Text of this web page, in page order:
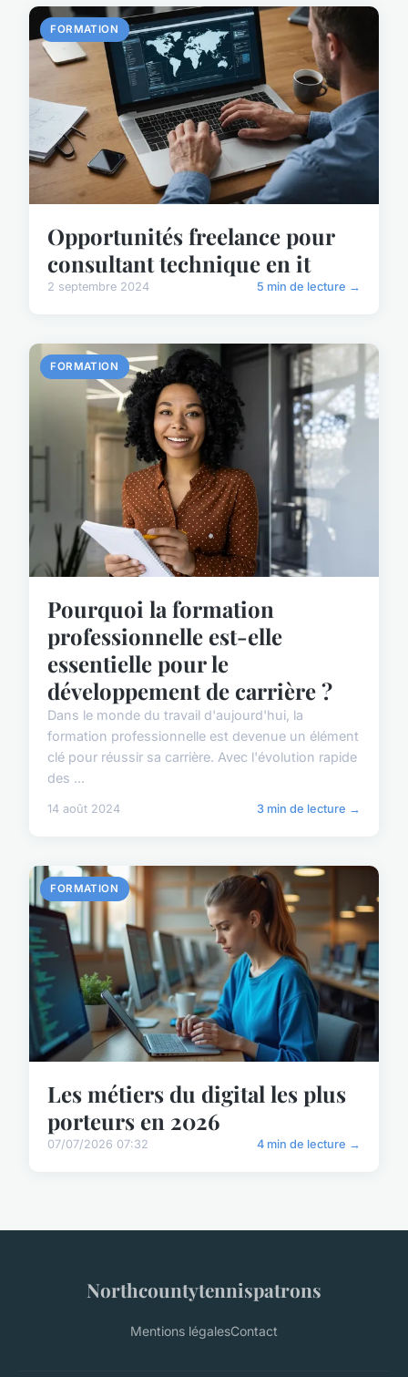
FORMATION
Opportunités freelance pour
consultant technique en it
2 septembre 2024 5 min de lecture →
FORMATION
Pourquoi la formation
professionnelle est-elle
essentielle pour le
développement de carrière ?
Dans le monde du travail d'aujourd'hui, la
formation professionnelle est devenue un élément
clé pour réussir sa carrière. Avec l'évolution rapide
des ...
14 août 2024 3 min de lecture →
FORMATION
Les métiers du digital les plus
porteurs en 2026
07/07/2026 07:32 4 min de lecture →
Northcountytennispatrons
Mentions légalesContact